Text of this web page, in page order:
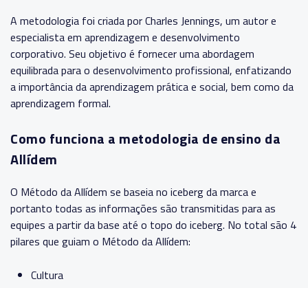
A metodologia foi criada por Charles Jennings, um autor e
especialista em aprendizagem e desenvolvimento
corporativo. Seu objetivo é fornecer uma abordagem
equilibrada para o desenvolvimento profissional, enfatizando
a importância da aprendizagem prática e social, bem como da
aprendizagem formal.
Como funciona a metodologia de ensino da
Allídem
O Método da Allídem se baseia no iceberg da marca e
portanto todas as informações são transmitidas para as
equipes a partir da base até o topo do iceberg. No total são 4
pilares que guiam o Método da Allídem:
Cultura